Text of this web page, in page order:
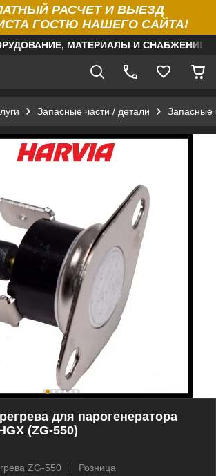
РАСЧЕТ И ВЫЕЗД
ГОСТЮ НАШЕГО САЙТА!
МАТЕРИАЛЫ И
Запасные части / детали Запасные
для парогенератора
(ZG-550)
ZG-550
Розница